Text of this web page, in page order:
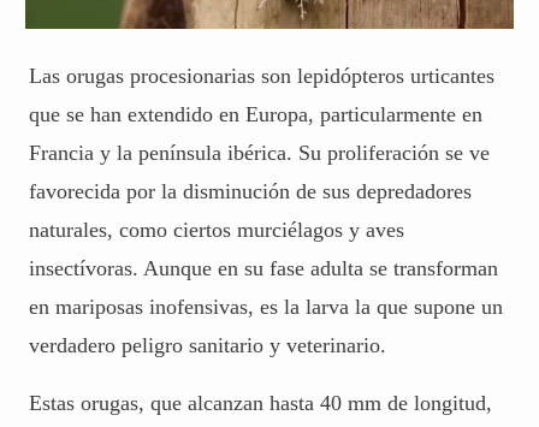
Las orugas procesionarias son lepidópteros urticantes
que se han extendido en Europa, particularmente en
Francia y la península ibérica. Su proliferación se ve
favorecida por la disminución de sus depredadores
naturales, como ciertos murciélagos y aves
insectívoras. Aunque en su fase adulta se transforman
en mariposas inofensivas, es la larva la que supone un
verdadero peligro sanitario y veterinario.
Estas orugas, que alcanzan hasta 40 mm de longitud,